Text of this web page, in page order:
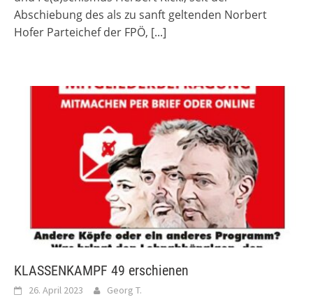
Abschiebung des als zu sanft geltenden Norbert
Hofer Parteichef der FPÖ, [...]
KLASSENKAMPF 49 erschienen
26. April 2023 Georg T.